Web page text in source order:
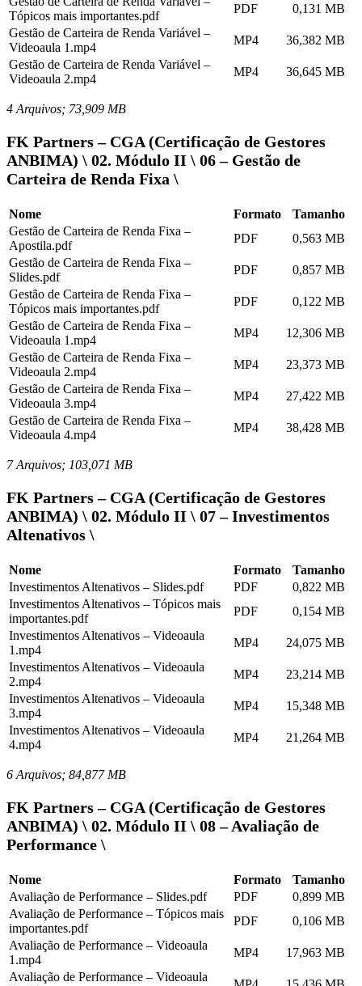
Tópicos mais importantes.pdf
PDF
0,131 MB
Gestão de Carteira de Renda Variável –
Videoaula 1.mp4
MP4
36,382 MB
Gestão de Carteira de Renda Variável –
Videoaula 2.mp4
MP4 36,645 MB
4 Arquivos; 73,909 MB
FK Partners – CGA (Certificação de Gestores
ANBIMA) \ 02. Módulo II \ 06 – Gestão de
Carteira de Renda Fixa \
Nome Formato
Tamanho
Gestão de Carteira de Renda Fixa –
Apostila.pdf
PDF
0,563 MB
Gestão de Carteira de Renda Fixa –
Slides.pdf
PDF
0,857 MB
Gestão de Carteira de Renda Fixa –
Tópicos mais importantes.pdf
PDF
0,122 MB
Gestão de Carteira de Renda Fixa –
Videoaula 1.mp4
MP4
12,306 MB
Gestão de Carteira de Renda Fixa –
Videoaula 2.mp4
MP4
23,373 MB
Gestão de Carteira de Renda Fixa –
Videoaula 3.mp4
MP4
27,422 MB
Gestão de Carteira de Renda Fixa –
Videoaula 4.mp4
MP4 38,428 MB
7 Arquivos; 103,071 MB
FK Partners – CGA (Certificação de Gestores
ANBIMA) \ 02. Módulo II \ 07 – Investimentos
Altenativos \
Nome Formato
Tamanho
Investimentos Altenativos – Slides.pdf
PDF
0,822 MB
Investimentos Altenativos – Tópicos mais
importantes.pdf
PDF
0,154 MB
Investimentos Altenativos – Videoaula
1.mp4
MP4
24,075 MB
Investimentos Altenativos – Videoaula
2.mp4
MP4
23,214 MB
Investimentos Altenativos – Videoaula
3.mp4
MP4
15,348 MB
Investimentos Altenativos – Videoaula
4.mp4
MP4 21,264 MB
6 Arquivos; 84,877 MB
FK Partners – CGA (Certificação de Gestores
ANBIMA) \ 02. Módulo II \ 08 – Avaliação de
Performance \
Nome Formato
Tamanho
Avaliação de Performance – Slides.pdf
PDF
0,899 MB
Avaliação de Performance – Tópicos mais
importantes.pdf
PDF
0,106 MB
Avaliação de Performance – Videoaula
1.mp4
MP4
17,963 MB
Avaliação de Performance – Videoaula